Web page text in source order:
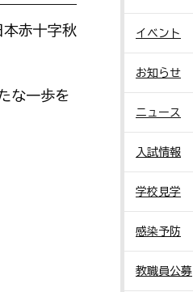
本赤十字秋
な一歩を
イベント
お知らせ
ニュース
入試情報
学校見学
感染予防
教職員公募